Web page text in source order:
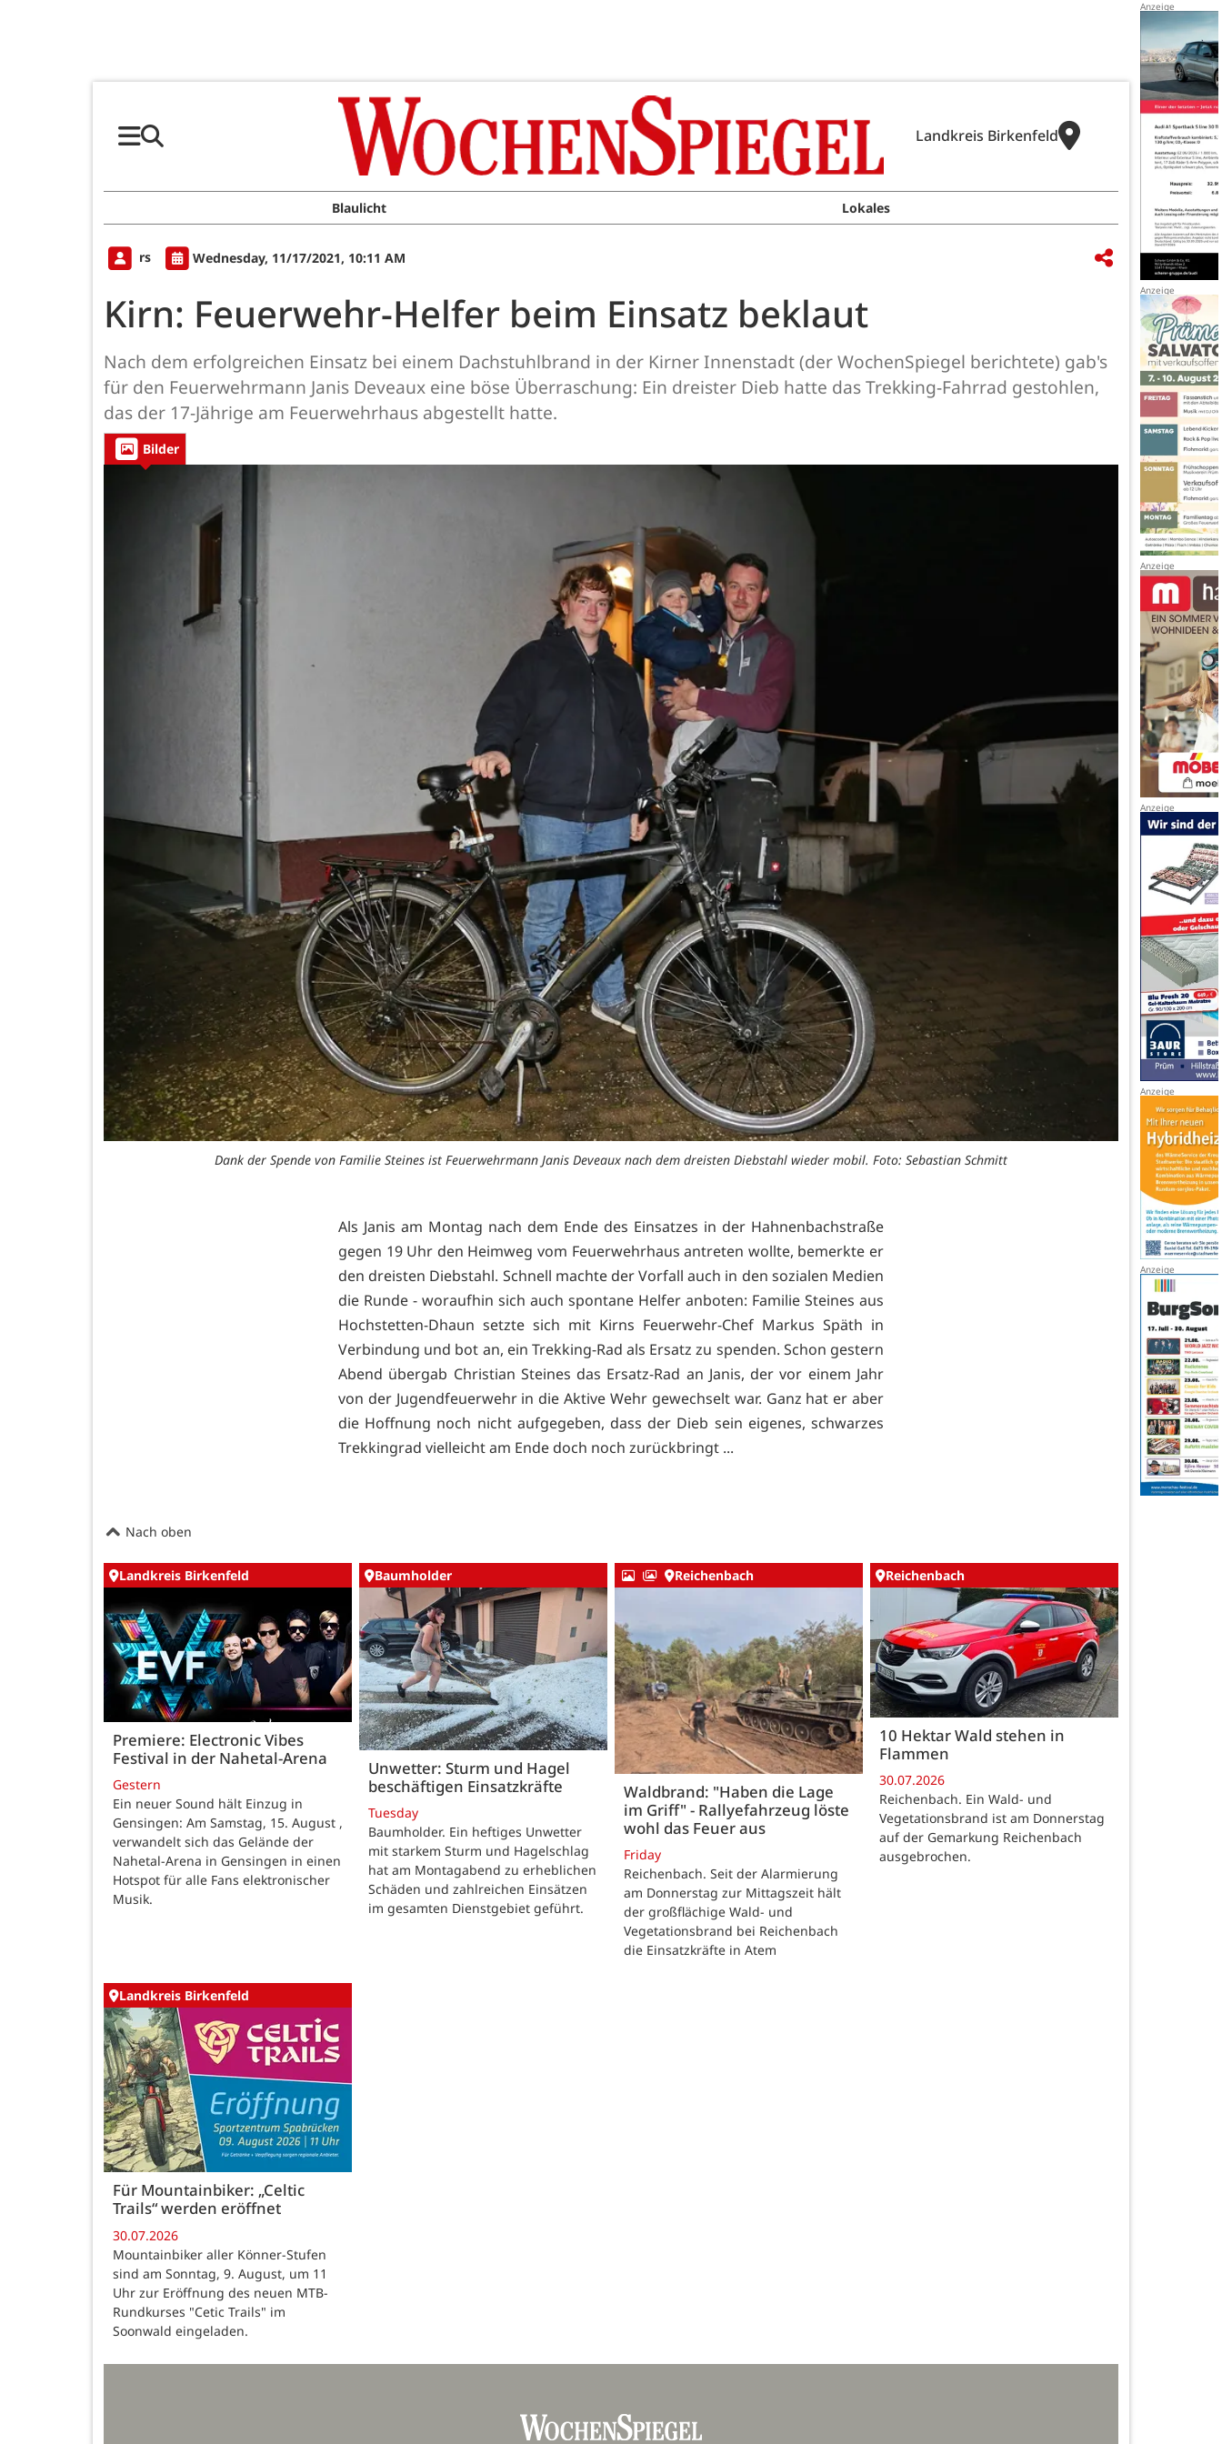
Landkreis Birkenfeld
Blaulicht Lokales
rs Wednesday, 11/17/2021, 10:11 AM
Kirn: Feuerwehr-Helfer beim Einsatz beklaut
Nach dem erfolgreichen Einsatz bei einem Dachstuhlbrand in der Kirner Innenstadt (der WochenSpiegel berichtete) gab's
für den Feuerwehrmann Janis Deveaux eine böse Überraschung: Ein dreister Dieb hatte das Trekking-Fahrrad gestohlen,
das der 17-Jährige am Feuerwehrhaus abgestellt hatte.
Bilder
Dank der Spende von Familie Steines ist Feuerwehrmann Janis Deveaux nach dem dreisten Diebstahl wieder mobil. Foto: Sebastian Schmitt
Als Janis am Montag nach dem Ende des Einsatzes in der Hahnenbachstraße
gegen 19 Uhr den Heimweg vom Feuerwehrhaus antreten wollte, bemerkte er
den dreisten Diebstahl. Schnell machte der Vorfall auch in den sozialen Medien
die Runde - woraufhin sich auch spontane Helfer anboten: Familie Steines aus
Hochstetten-Dhaun setzte sich mit Kirns Feuerwehr-Chef Markus Späth in
Verbindung und bot an, ein Trekking-Rad als Ersatz zu spenden. Schon gestern
Abend übergab Christian Steines das Ersatz-Rad an Janis, der vor einem Jahr
von der Jugendfeuerwehr in die Aktive Wehr gewechselt war. Ganz hat er aber
die Hoffnung noch nicht aufgegeben, dass der Dieb sein eigenes, schwarzes
Trekkingrad vielleicht am Ende doch noch zurückbringt ...
Nach oben
Landkreis Birkenfeld
Premiere: Electronic Vibes
Festival in der Nahetal-Arena
Gestern
Ein neuer Sound hält Einzug in
Gensingen: Am Samstag, 15. August ,
verwandelt sich das Gelände der
Nahetal-Arena in Gensingen in einen
Hotspot für alle Fans elektronischer
Musik.
Baumholder
Unwetter: Sturm und Hagel
beschäftigen Einsatzkräfte
Tuesday
Baumholder. Ein heftiges Unwetter
mit starkem Sturm und Hagelschlag
hat am Montagabend zu erheblichen
Schäden und zahlreichen Einsätzen
im gesamten Dienstgebiet geführt.
Reichenbach
Waldbrand: "Haben die Lage
im Griff" - Rallyefahrzeug löste
wohl das Feuer aus
Friday
Reichenbach. Seit der Alarmierung
am Donnerstag zur Mittagszeit hält
der großflächige Wald- und
Vegetationsbrand bei Reichenbach
die Einsatzkräfte in Atem
Reichenbach
10 Hektar Wald stehen in
Flammen
30.07.2026
Reichenbach. Ein Wald- und
Vegetationsbrand ist am Donnerstag
auf der Gemarkung Reichenbach
ausgebrochen.
Landkreis Birkenfeld
Für Mountainbiker: „Celtic
Trails“ werden eröffnet
30.07.2026
Mountainbiker aller Könner-Stufen
sind am Sonntag, 9. August, um 11
Uhr zur Eröffnung des neuen MTB-
Rundkurses "Cetic Trails" im
Soonwald eingeladen.